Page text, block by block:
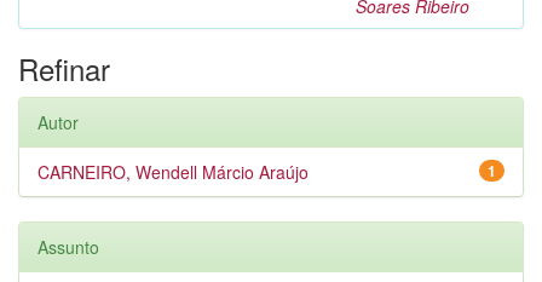
Soares Ribeiro
Refinar
Autor
1
CARNEIRO, Wendell Márcio Araújo
Assunto